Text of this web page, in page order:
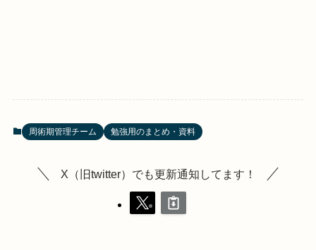
周術期管理チーム 勉強用のまとめ・資料
X（旧twitter）でも更新通知してます！